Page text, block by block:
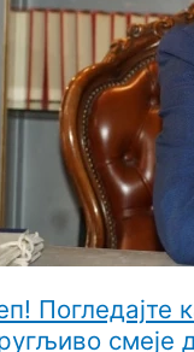
Погледајте
смеје